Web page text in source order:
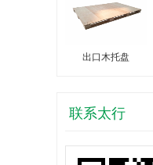
出口木托盘
联系太行